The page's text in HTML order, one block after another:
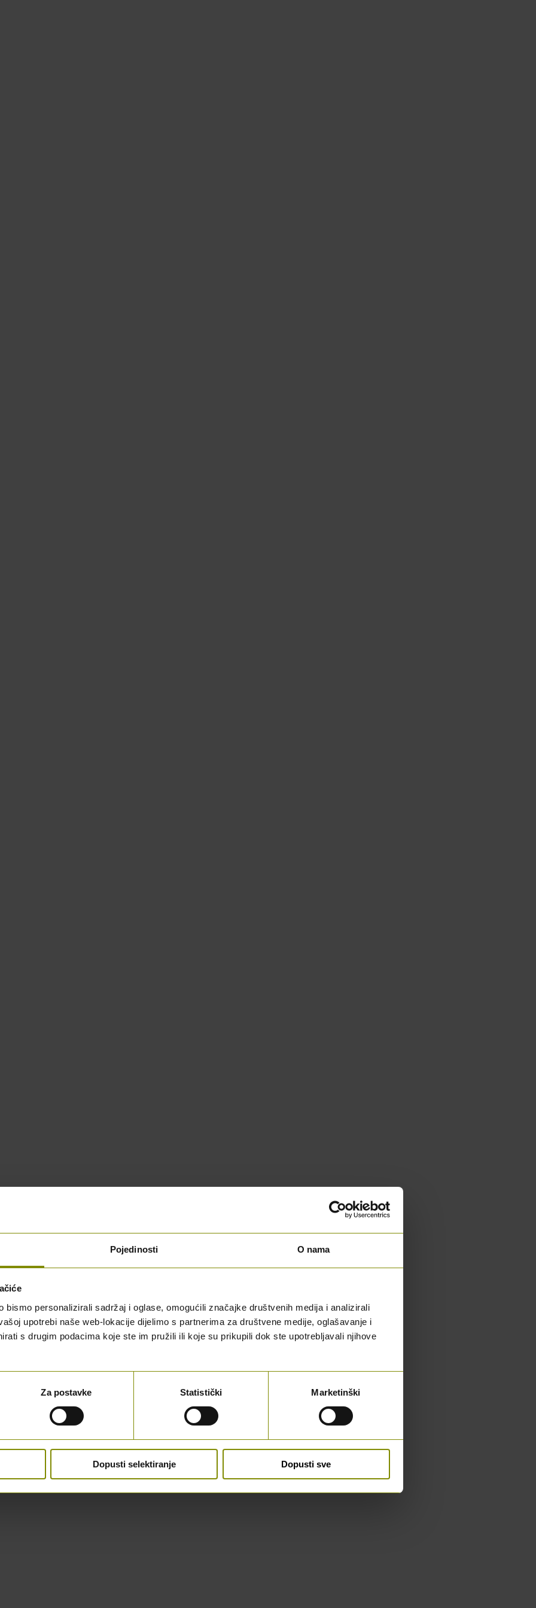
Pojedinosti O nama
bismo personalizirali sadržaj i oglase, omogućili značajke društvenih medija i analizirali
upotrebi naše web-lokacije dijelimo s partnerima za društvene medije, oglašavanje i
s drugim podacima koje ste im pružili ili koje su prikupili dok ste upotrebljavali njihove
Za postavke Statistički Marketinški
Dopusti selektiranje Dopusti sve
Hrvatskoj